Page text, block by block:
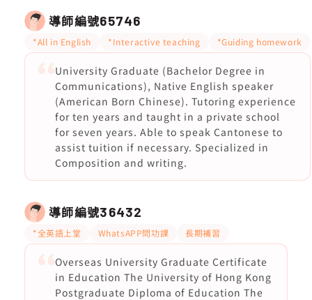
導師編號65746
*All in English *Interactive teaching *Guiding homework
University Graduate (Bachelor Degree in
Communications), Native English speaker
(American Born Chinese). Tutoring experience
for ten years and taught in a private school
for seven years. Able to speak Cantonese to
assist tuition if necessary. Specialized in
Composition and writing.
導師編號36432
*全英語上堂 WhatsAPP問功課 長期補習
Overseas University Graduate Certificate
in Education The University of Hong Kong
Postgraduate Diploma of Education The